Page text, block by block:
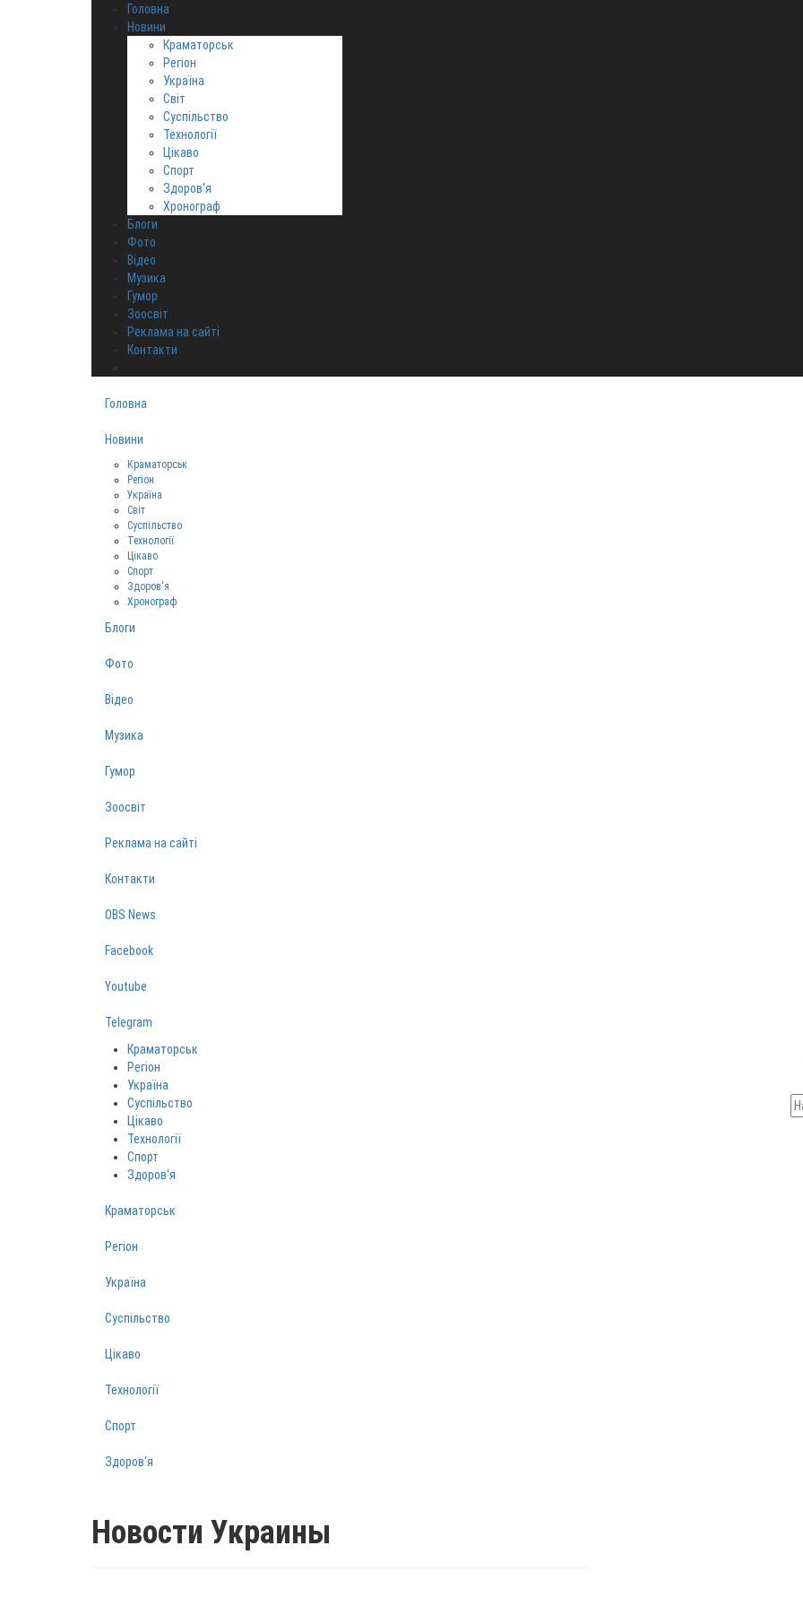
Головна
Новини
Краматорськ
Регіон
Україна
Світ
Суспільство
Технології
Цікаво
Спорт
Здоров‘я
Хронограф
Блоги
Фото
Відео
Музика
Гумор
Зоосвіт
Реклама на сайті
Контакти
Головна
Новини
Краматорськ
Регіон
Україна
Світ
Суспільство
Технології
Цікаво
Спорт
Здоров‘я
Хронограф
Блоги
Фото
Відео
Музика
Гумор
Зоосвіт
Реклама на сайті
Контакти
OBS News
Facebook
Youtube
Telegram
Краматорськ
Регіон
Україна
Суспільство
Цікаво
Технології
Спорт
Здоров‘я
Краматорськ
Регіон
Україна
Суспільство
Цікаво
Технології
Спорт
Здоров‘я
Новости Украины